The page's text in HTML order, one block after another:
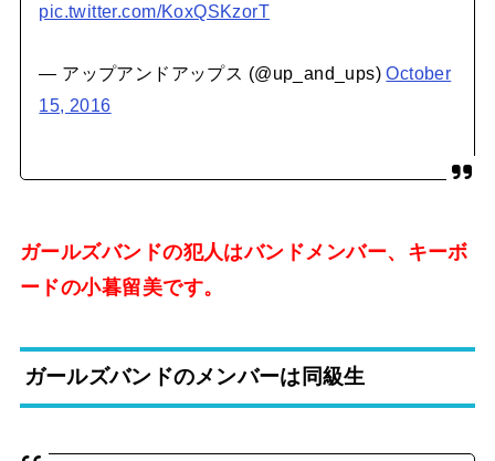
pic.twitter.com/KoxQSKzorT
— アップアンドアップス (@up_and_ups)October
15, 2016
ガールズバンドの犯人はバンドメンバー、キーボ
ードの小暮留美です。
ガールズバンドのメンバーは同級生